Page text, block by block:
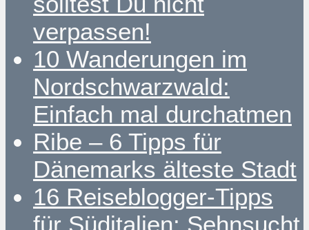
verpassen!
10 Wanderungen im
Nordschwarzwald:
Einfach mal durchatmen
Ribe – 6 Tipps für
Dänemarks älteste Stadt
16 Reiseblogger-Tipps
für Süditalien: Sehnsucht